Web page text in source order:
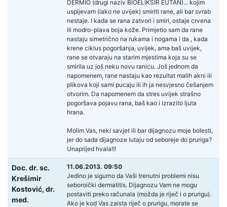
DERMIO (drugi naziv BIOELIKSIR EUTAN)... kojim
uspijevam (iako ne uvijek) smiriti rane, ali bar svrab
nestaje. I kada se rana zatvori i smiri, ostaje crvena
ili modro-plava boja kože. Primjetio sam da rane
nastaju simetrično na rukama i nogama i da , kada
krene ciklus pogoršanja, uvijek, ama baš uvijek,
rane se otvaraju na starim mjestima koja su se
smirila uz još neku novu ranicu. Još jednom da
napomenem, rane nastaju kao rezultat malih akni ili
plikova koji sami pucaju ili ih ja nesvjesno češanjem
otvorim. Da napomenem da stres uvijek strašno
pogoršava pojavu rana, baš kao i izrazito ljuta
hrana.
Molim Vas, neki savjet ili bar dijagnozu moje bolesti,
jer do sada dijagnoze lutaju od seboreje do pruriga?
Unaprijed hvala!!!
Doc. dr. sc.
Krešimir
Kostović, dr.
med.
11.06.2013. 09:50
Jedino je sigurno da Vaši trenutni problemi nisu
seboroički dermatitis. Dijagnozu Vam ne mogu
postaviti preko računala (možda je riječ i o prurigu).
Ako je kod Vas zaista riječ o prurigu, morate se